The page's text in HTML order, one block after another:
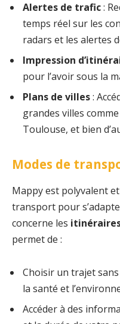
Alertes de trafic:
temps réel sur les
radars et les alertes
Impression
pour l’avoir sous la
Plans de villes:
grandes villes
Toulouse, et bien
Modes de
Mappy est polyvalent
transport pour
concerne les
permet de :
Choisir un trajet
la santé et
Accéder à des